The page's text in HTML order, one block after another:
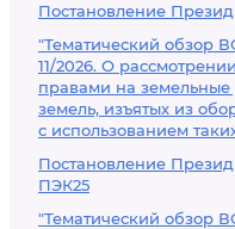
Постановление
"Тематический обзор
11/2026. О
правами на земельные
земель, изъятых из
с использованием
Постановление
ПЭК25
"Тематический обзор